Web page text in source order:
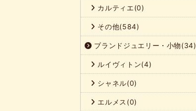
カルティエ(0)
その他(584)
ブランドジュエリー・小物(34)
ルイヴィトン(4)
シャネル(0)
エルメス(0)